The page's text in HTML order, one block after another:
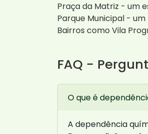
Praça da Matriz - um
Parque Municipal -
Bairros como Vila
FAQ -
O que é
A dependência